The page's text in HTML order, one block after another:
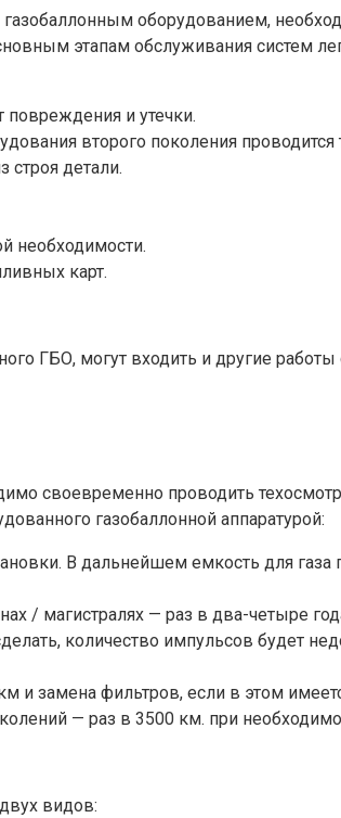
оборудованием,
этапам обслуживания систем
повреждения и утечки.
второго поколения проводится
детали.
необходимости.
карт.
ГБО, могут входить и другие
своевременно проводить
газобаллонной аппаратурой:
В дальнейшем емкость для
/ магистралях — раз в два-четыре
количество импульсов будет
и замена фильтров, если в этом
— раз в 3500 км. при
видов: